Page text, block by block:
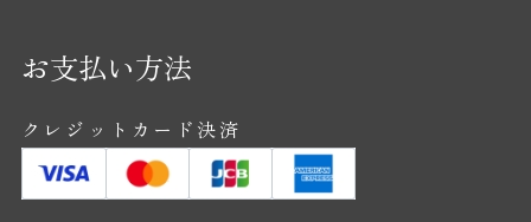
お支払い方法
クレジットカード決済